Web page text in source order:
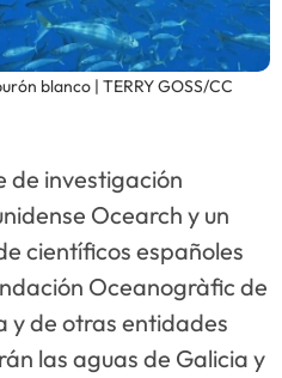
blanco | TERRY GOSS/CC
de investigación
Ocearch y un
científicos españoles
Oceanogràfic de
y de otras entidades
las aguas de Galicia y